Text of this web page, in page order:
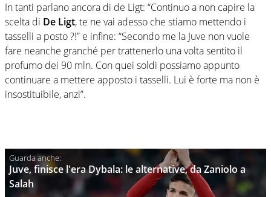
In tanti parlano ancora di de Ligt: “Continuo a non capire la
scelta di De Ligt, te ne vai adesso che stiamo mettendo i
tasselli a posto ?!” e infine: “Secondo me la Juve non vuole
fare neanche granché per trattenerlo una volta sentito il
profumo dei 90 mln. Con quei soldi possiamo appunto
continuare a mettere apposto i tasselli. Lui è forte ma non è
insostituibile, anzi”.
Juve, finisce l'era Dybala: le alternative, da Zaniolo a
Salah